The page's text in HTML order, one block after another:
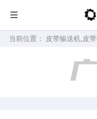
当前位置： 皮带输送机,皮